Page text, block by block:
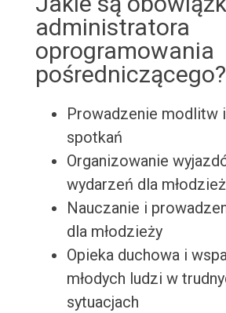
administratora
oprogramowania
pośredniczącego?
Prowadzenie modlitw
spotkań
Organizowanie
wydarzeń dla
Nauczanie i
dla młodzieży
Opieka duchowa i
młodych ludzi w
sytuacjach